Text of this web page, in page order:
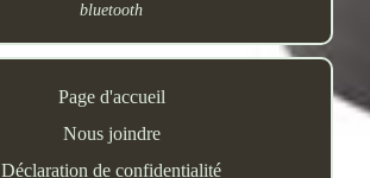
bluetooth
Page d'accueil
Nous joindre
Déclaration de confidentialité